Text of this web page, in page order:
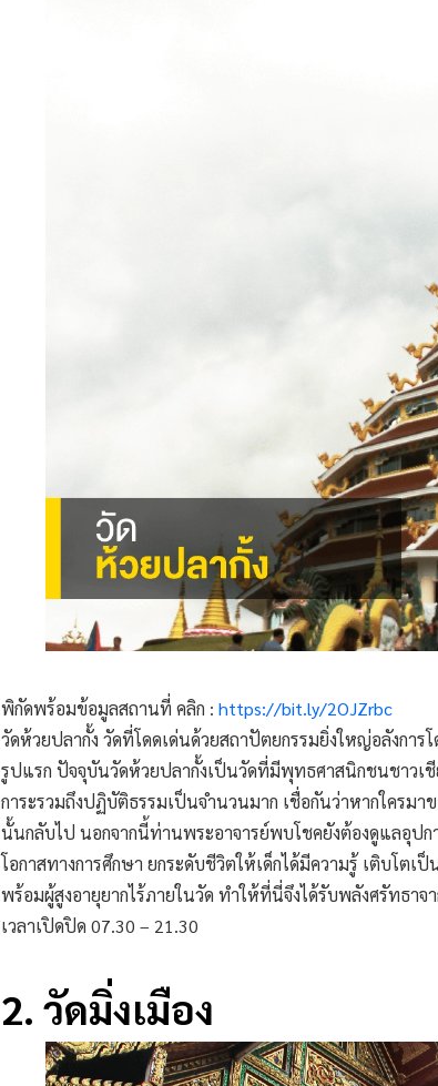
พิกัดพร้อมข้อมูลสถานที่ คลิก : https://bit.ly/2OJZrbc
วัดห้วยปลากั้ง วัดที่โดดเด่นด้วยสถาปัตยกรรมยิ่งใหญ่อลังการ
รูปแรก ปัจจุบันวัดห้วยปลากั้งเป็นวัดที่มีพุทธศาสนิกชนชาวเ
การะรวมถึงปฏิบัติธรรมเป็นจำนวนมาก เชื่อกันว่าหากใครมา
นั้นกลับไป นอกจากนี้ท่านพระอาจารย์พบโชคยังต้องดูแลอุปก
โอกาสทางการศึกษา ยกระดับชีวิตให้เด็กได้มีความรู้ เติบโต
พร้อมผู้สูงอายุยากไร้ภายในวัด ทำให้ที่นี่จึงได้รับพลังศรัทธา
เวลาเปิดปิด 07.30 – 21.30
2. วัดมิ่งเมือง